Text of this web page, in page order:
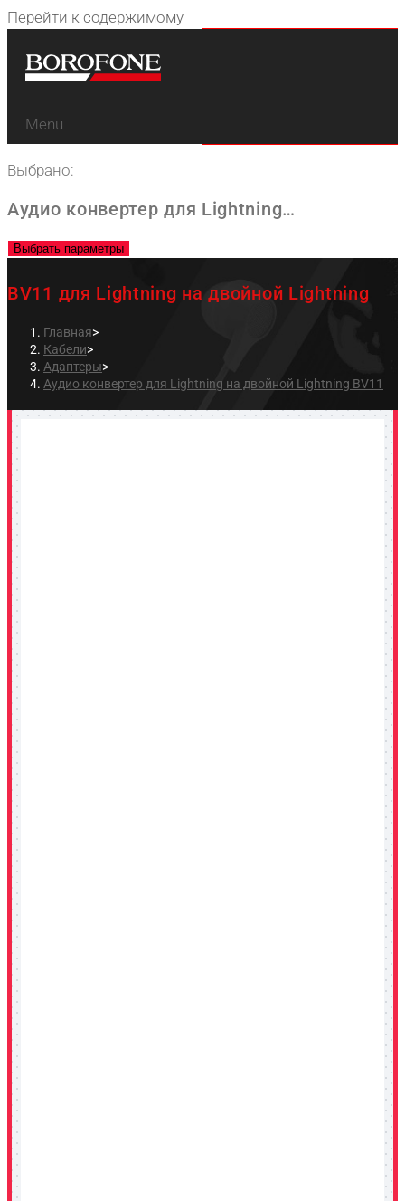
Перейти к содержимому
Menu
Выбрано:
Аудио конвертер для Lightning…
Выбрать параметры
BV11 для Lightning на двойной Lightning
Главная>
Кабели>
Адаптеры>
Аудио конвертер для Lightning на двойной Lightning BV11